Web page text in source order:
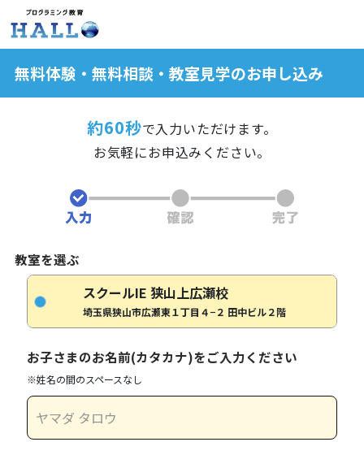
無料体験・無料相談・教室見学のお申し込み
約60秒で入力いただけます。
お気軽にお申込みください。
教室を選ぶ
スクールIE 狭山上広瀬校
埼玉県狭山市広瀬東１丁目４−２ 田中ビル２階
お子さまのお名前(カタカナ)をご入力ください
※姓名の間のスペースなし